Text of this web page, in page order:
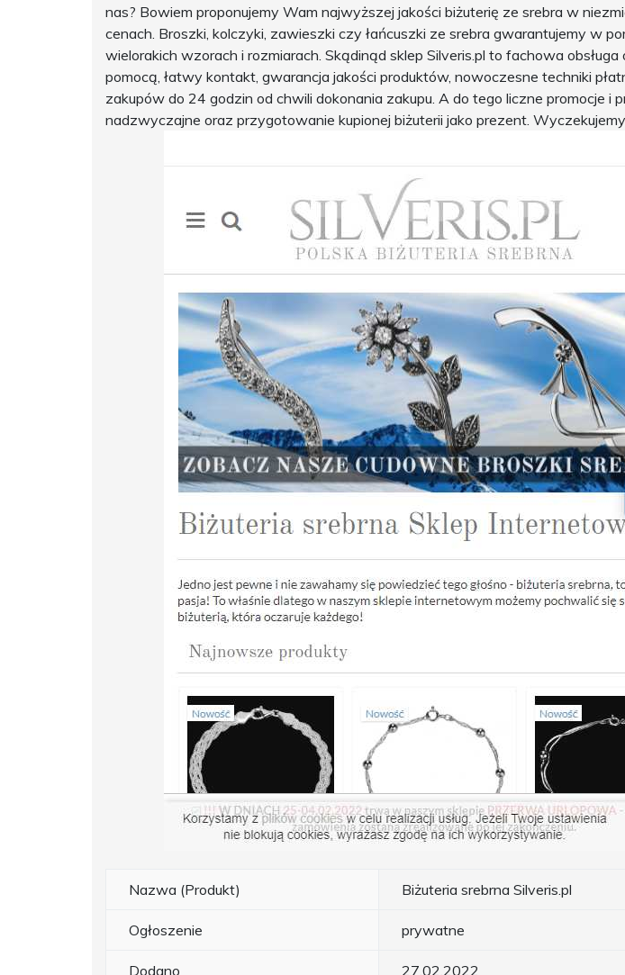
nas? Bowiem proponujemy Wam najwyższej jakości biżuterię ze srebra w
cenach. Broszki, kolczyki, zawieszki czy łańcuszki ze srebra gwarantujemy w
wielorakich wzorach i rozmiarach. Skądinąd sklep Silveris.pl to fachowa obsługa
pomocą, łatwy kontakt, gwarancja jakości produktów, nowoczesne techniki
zakupów do 24 godzin od chwili dokonania zakupu. A do tego liczne promocje i
nadzwyczajne oraz przygotowanie kupionej biżuterii jako prezent.
Nazwa (Produkt) Biżuteria srebrna Silveris.pl
Ogłoszenie prywatne
Dodano 27.02.2022